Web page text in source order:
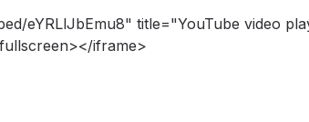
eYRLlJbEmu8" title="YouTube video
iframe>